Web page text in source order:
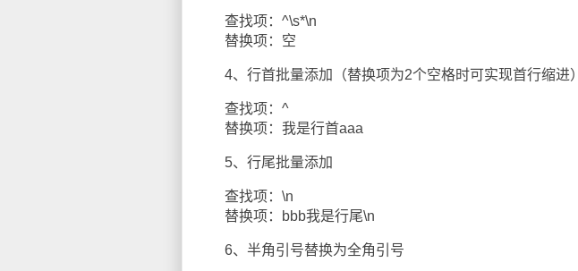
查找项：^\s*\n
替换项：空
4、行首批量添加（替换项为2个空格时可实现首行缩进）
查找项：^
替换项：我是行首aaa
5、行尾批量添加
查找项：\n
替换项：bbb我是行尾\n
6、半角引号替换为全角引号